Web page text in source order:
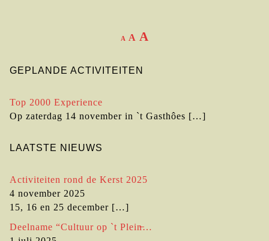
A A A
GEPLANDE ACTIVITEITEN
Top 2000 Experience
Op zaterdag 14 november in `t Gasthôes […]
LAATSTE NIEUWS
Activiteiten rond de Kerst 2025
4 november 2025
15, 16 en 25 december […]
Deelname “Cultuur op `t Plein̶…